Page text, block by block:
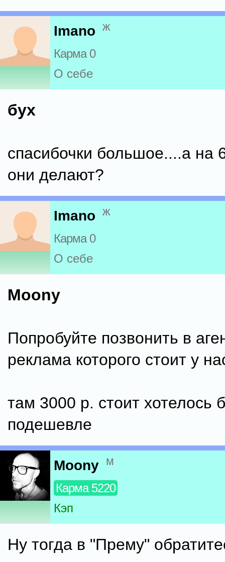
Imano ж
Карма 0
О себе
бух
спасибочки большое....а на
они делают?
Imano ж
Карма 0
О себе
Moony
Попробуйте позвонить в
реклама которого стоит у
там 3000 р. стоит хотелось
подешевле
Moony м
Карма 5220
Кэп
Ну тогда в "Прему"